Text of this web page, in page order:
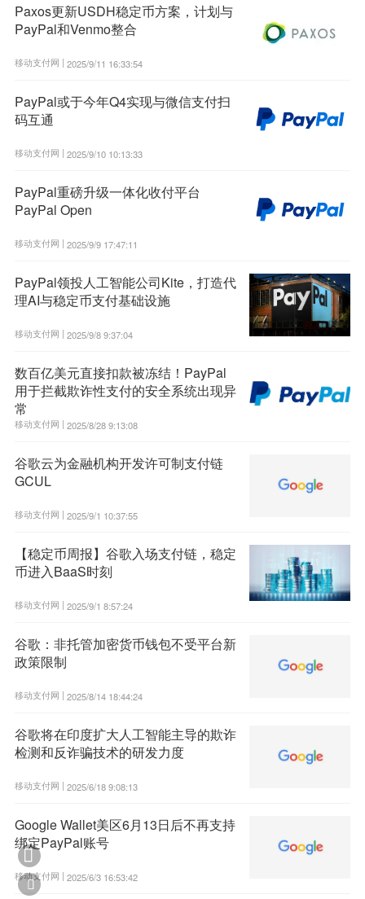
Paxos更新USDH稳定币方案，计划与
PayPal和Venmo整合
移动支付网 | 2025/9/11 16:33:54
PayPal或于今年Q4实现与微信支付扫
码互通
移动支付网 | 2025/9/10 10:13:33
PayPal重磅升级一体化收付平台
PayPal Open
移动支付网 | 2025/9/9 17:47:11
PayPal领投人工智能公司Kite，打造代
理AI与稳定币支付基础设施
移动支付网 | 2025/9/8 9:37:04
数百亿美元直接扣款被冻结！PayPal
用于拦截欺诈性支付的安全系统出现异
常
移动支付网 | 2025/8/28 9:13:08
谷歌云为金融机构开发许可制支付链
GCUL
移动支付网 | 2025/9/1 10:37:55
【稳定币周报】谷歌入场支付链，稳定
币进入BaaS时刻
移动支付网 | 2025/9/1 8:57:24
谷歌：非托管加密货币钱包不受平台新
政策限制
移动支付网 | 2025/8/14 18:44:24
谷歌将在印度扩大人工智能主导的欺诈
检测和反诈骗技术的研发力度
移动支付网 | 2025/6/18 9:08:13
Google Wallet美区6月13日后不再支持
绑定PayPal账号
移动支付网 | 2025/6/3 16:53:42

